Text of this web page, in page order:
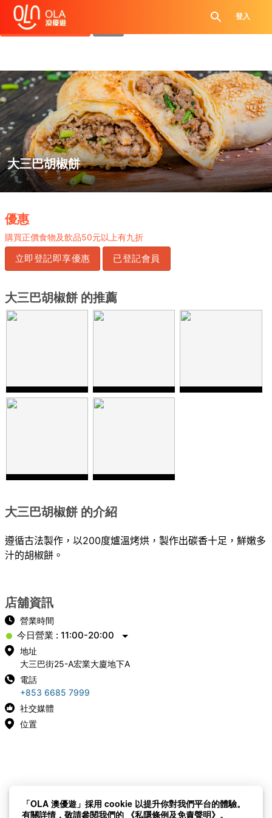
登入
領取每日優惠券
查看`我的優惠記錄`
大三巴胡椒餅
.
優惠
購買正價食物及飲品50元以上有九折
立即登記即享優惠 已登記會員
大三巴胡椒餅 的推薦
大三巴胡椒餅 的介紹
遵循古法製作，以200度爐溫烤烘，製作出碳香十足，鮮嫩多
汁的胡椒餅。
店舖資訊
營業時間
今日營業 : 11:00-20:00
地址
大三巴街25-A宏業大廈地下A
電話
+853 6685 7999
社交媒體
位置
「OLA 澳優遊」採用 cookie 以提升你對我們平台的體驗。
有關詳情，敬請參閱我們的 《私隱條例及免責聲明》。